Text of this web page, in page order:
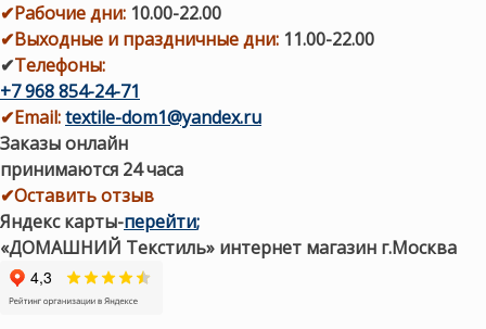
✔Рабочие дни: 10.00-22.00
✔Выходные и праздничные дни: 11.00-22.00
✔Телефоны:
+7 968 854-24-71
✔Email:textile-dom1@yandex.ru
Заказы онлайн
принимаются 24 часа
✔Оставить отзыв
Яндекс карты-перейти;
«ДОМАШНИЙ Текстиль» интернет магазин г.Москва